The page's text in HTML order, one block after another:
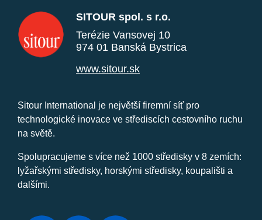
SITOUR spol. s r.o.
Terézie Vansovej 10
974 01 Banská Bystrica
www.sitour.sk
Sitour International je největší firemní síť pro
technologické inovace ve střediscích cestovního ruchu
na světě.
Spolupracujeme s více než 1000 středisky v 8 zemích:
lyžařskými středisky, horskými středisky, koupališti a
dalšími.